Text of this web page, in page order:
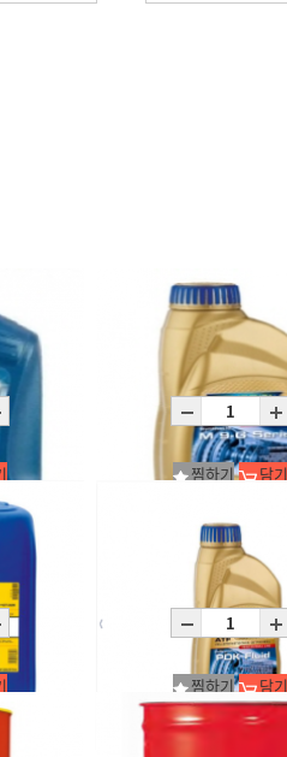
RAVENOL ATF M9-G
C12X1L
찜하기 담기
찜하기 담기